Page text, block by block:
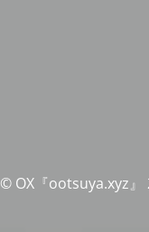
© OX『ootsuya.xyz』